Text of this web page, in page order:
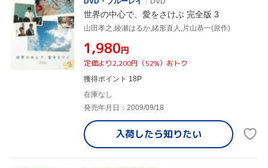
世界の中心で、愛をさけぶ 完全版 3
山田孝之,綾瀬はるか,緒形直人,片山恭一(原作)
¥1,980円
定価より2,200円（52%）おトク
獲得ポイント 18P
在庫なし
発売年月日：2009/09/18
入荷したら知りたい